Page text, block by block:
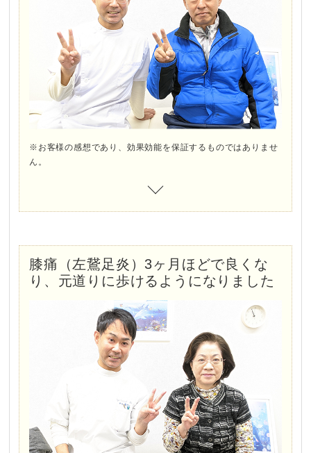
※お客様の感想であり、効果効能を保証するものではありませ
ん。
膝痛（左鵞足炎）3ヶ月ほどで良くな
り、元道りに歩けるようになりました